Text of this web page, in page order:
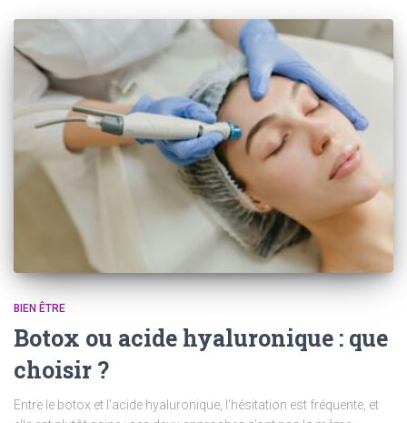
BIEN ÊTRE
Botox ou acide hyaluronique : que
choisir ?
Entre le botox et l’acide hyaluronique, l’hésitation est fréquente, et